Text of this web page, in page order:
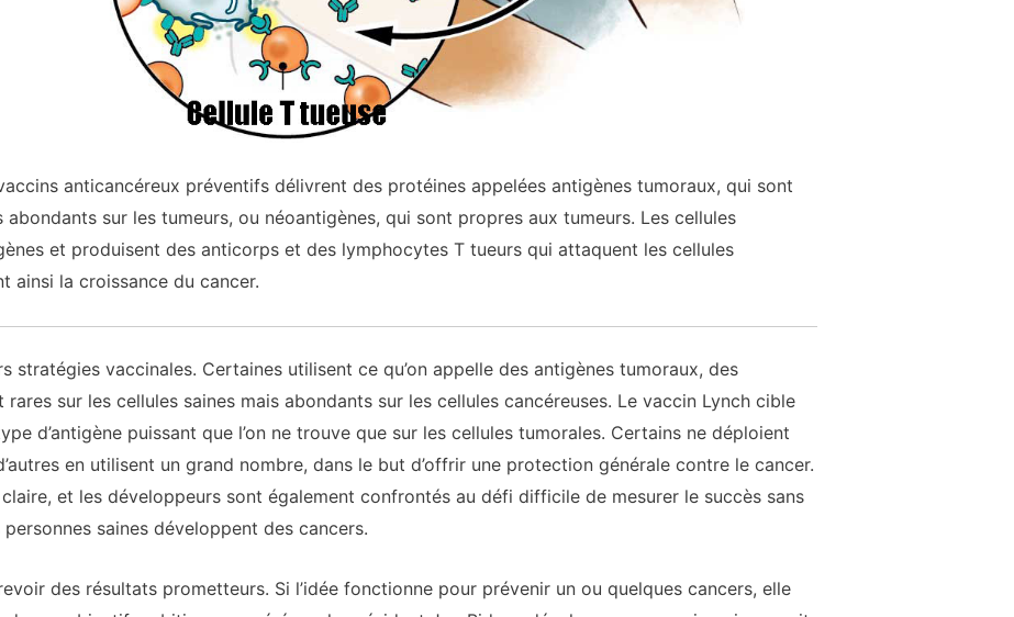
anticancéreux préventifs délivrent des protéines appelées antigènes tumoraux, qui sont
abondants sur les tumeurs, ou néoantigènes, qui sont propres aux tumeurs. Les cellules
et produisent des anticorps et des lymphocytes T tueurs qui attaquent les cellules
ainsi la croissance du cancer.
stratégies vaccinales. Certaines utilisent ce qu’on appelle des antigènes tumoraux, des
sur les cellules saines mais abondants sur les cellules cancéreuses. Le vaccin Lynch cible
d’antigène puissant que l’on ne trouve que sur les cellules tumorales. Certains ne déploient
en utilisent un grand nombre, dans le but d’offrir une protection générale contre le cancer.
claire, et les développeurs sont également confrontés au défi difficile de mesurer le succès sans
saines développent des cancers.
des résultats prometteurs. Si l’idée fonctionne pour prévenir un ou quelques cancers, elle